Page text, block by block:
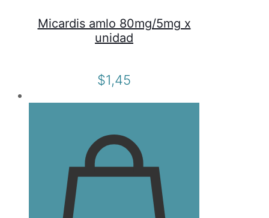
Micardis amlo 80mg/5mg x
unidad
$1,45